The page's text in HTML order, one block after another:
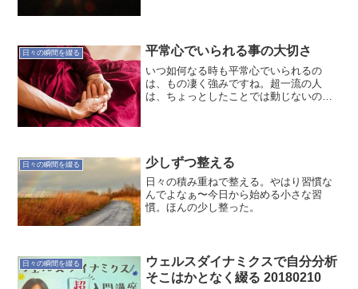
日々の瞬間を綴る 平常心でいられる事の大切さ
いつ如何なる時も平常心でいられるの
は、もの凄く強みですね。超一流の人
は、ちょっとしたことでは動じないので
日々の瞬間を綴る 少しずつ整える
日々の積み重ねで整える。やはり習慣な
んでよなぁ〜今日から始める小さな習
慣。ほんの少し整った。
日々の瞬間を綴る
ウェルスダイナミクスで自分分析
そこはかとなく綴る 20180210